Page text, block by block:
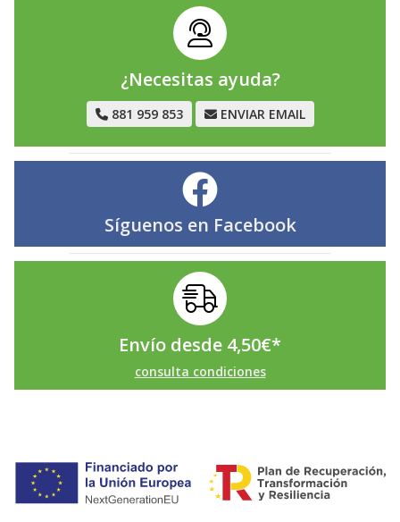
¿Necesitas ayuda?
881 959 853 ENVIAR EMAIL
Síguenos en Facebook
Envío desde 4,50€*
consulta condiciones